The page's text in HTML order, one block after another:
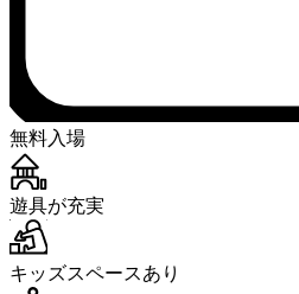
無料入場
遊具が充実
キッズスペースあり